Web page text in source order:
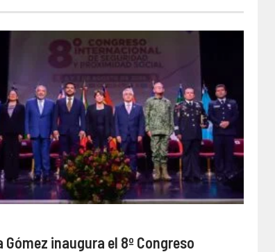
Gómez inaugura el 8º Congreso